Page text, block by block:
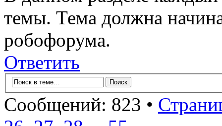
темы. Тема должна
робофорума.
Ответить
Сообщений: 823 •